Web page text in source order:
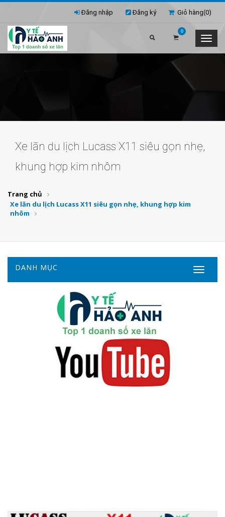
Giỏ hàng(0)
Đăng nhập Đăng ký
0
Xe lăn du lịch Lucass X11 siêu gọn nhẹ,
khung hợp kim nhôm
Trang chủ
Xe lăn du lịch Lucass X11 siêu gọn nhẹ, khung hợp kim
nhôm
DANH MỤC